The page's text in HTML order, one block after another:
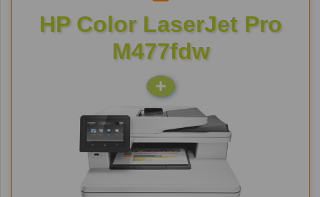
HP Color LaserJet Pro
M477fdw